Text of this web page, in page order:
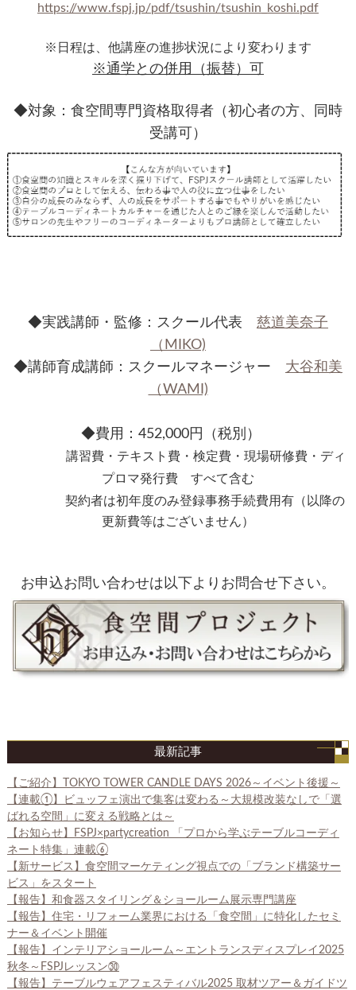
https://www.fspj.jp/pdf/tsushin/tsushin_koshi.pdf
※日程は、他講座の進捗状況により変わります
※通学との併用（振替）可
◆対象：食空間専門資格取得者（初心者の方、同時
受講可）
◆実践講師・監修：スクール代表 慈道美奈子
（MIKO)
◆講師育成講師：スクールマネージャー 大谷和美
（WAMI)
◆費用：452,000円（税別）
講習費・テキスト費・検定費・現場研修費・ディ
プロマ発行費 すべて含む
契約者は初年度のみ登録事務手続費用有（以降の
更新費等はございません）
お申込お問い合わせは以下よりお問合せ下さい。
最新記事
【ご紹介】TOKYO TOWER CANDLE DAYS 2026～イベント後援～
【連載①】ビュッフェ演出で集客は変わる～大規模改装なしで「選
ばれる空間」に変える戦略とは～
【お知らせ】FSPJ×partycreation 「プロから学ぶテーブルコーディ
ネート特集」連載⑥
【新サービス】食空間マーケティング視点での「ブランド構築サー
ビス」をスタート
【報告】和食器スタイリング＆ショールーム展示専門講座
【報告】住宅・リフォーム業界における「食空間」に特化したセミ
ナー＆イベント開催
【報告】インテリアショールーム～エントランスディスプレイ2025
秋冬～FSPJレッスン㉚
【報告】テーブルウェアフェスティバル2025 取材ツアー＆ガイドツ